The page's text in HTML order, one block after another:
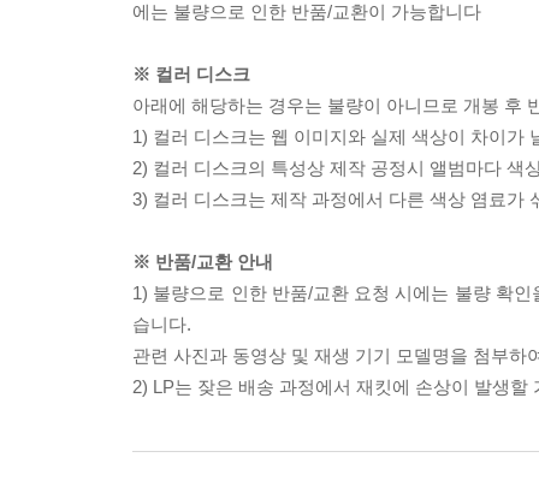
에는 불량으로 인한 반품/교환이 가능합니다
※ 컬러 디스크
아래에 해당하는 경우는 불량이 아니므로 개봉 후
1) 컬러 디스크는 웹 이미지와 실제 색상이 차이가
2) 컬러 디스크의 특성상 제작 공정시 앨범마다 색
3) 컬러 디스크는 제작 과정에서 다른 색상 염료가
※ 반품/교환 안내
1) 불량으로 인한 반품/교환 요청 시에는 불량 확
습니다.
관련 사진과 동영상 및 재생 기기 모델명을 첨부하
2) LP는 잦은 배송 과정에서 재킷에 손상이 발생